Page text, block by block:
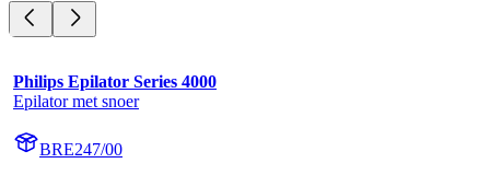
Philips Epilator Series 4000
Epilator met snoer
BRE247/00